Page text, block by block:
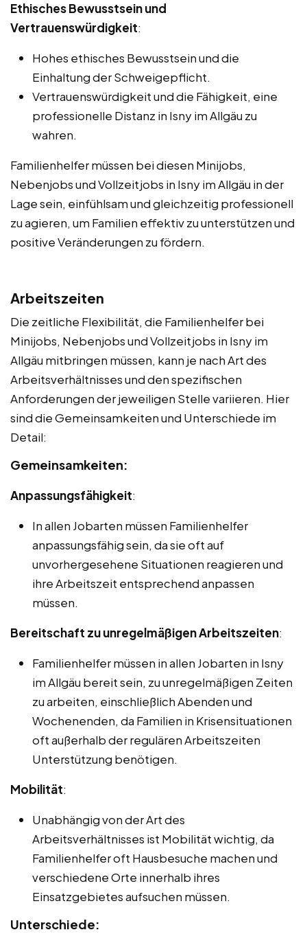
Ethisches Bewusstsein und
Vertrauenswürdigkeit:
Hohes ethisches Bewusstsein und die
Einhaltung der Schweigepflicht.
Vertrauenswürdigkeit und die Fähigkeit, eine
professionelle Distanz in Isny im Allgäu zu
wahren.
Familienhelfer müssen bei diesen Minijobs,
Nebenjobs und Vollzeitjobs in Isny im Allgäu in der
Lage sein, einfühlsam und gleichzeitig professionell
zu agieren, um Familien effektiv zu unterstützen und
positive Veränderungen zu fördern.
Arbeitszeiten
Die zeitliche Flexibilität, die Familienhelfer bei
Minijobs, Nebenjobs und Vollzeitjobs in Isny im
Allgäu mitbringen müssen, kann je nach Art des
Arbeitsverhältnisses und den spezifischen
Anforderungen der jeweiligen Stelle variieren. Hier
sind die Gemeinsamkeiten und Unterschiede im
Detail:
Gemeinsamkeiten:
Anpassungsfähigkeit:
In allen Jobarten müssen Familienhelfer
anpassungsfähig sein, da sie oft auf
unvorhergesehene Situationen reagieren und
ihre Arbeitszeit entsprechend anpassen
müssen.
Bereitschaft zu unregelmäßigen Arbeitszeiten:
Familienhelfer müssen in allen Jobarten in Isny
im Allgäu bereit sein, zu unregelmäßigen Zeiten
zu arbeiten, einschließlich Abenden und
Wochenenden, da Familien in Krisensituationen
oft außerhalb der regulären Arbeitszeiten
Unterstützung benötigen.
Mobilität:
Unabhängig von der Art des
Arbeitsverhältnisses ist Mobilität wichtig, da
Familienhelfer oft Hausbesuche machen und
verschiedene Orte innerhalb ihres
Einsatzgebietes aufsuchen müssen.
Unterschiede: